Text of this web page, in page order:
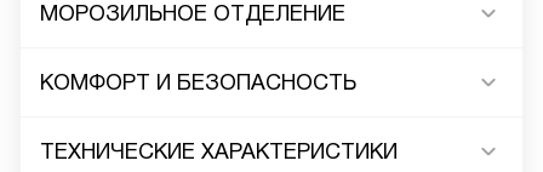
МОРОЗИЛЬНОЕ ОТДЕЛЕНИЕ
КОМФОРТ И БЕЗОПАСНОСТЬ
ТЕХНИЧЕСКИЕ ХАРАКТЕРИСТИКИ